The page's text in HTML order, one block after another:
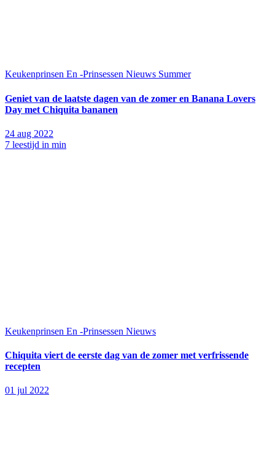
Keukenprinsen En -Prinsessen Nieuws Summer
Geniet van de laatste dagen van de zomer en Banana Lovers
Day met Chiquita bananen
24 aug 2022
7 leestijd in min
Keukenprinsen En -Prinsessen Nieuws
Chiquita viert de eerste dag van de zomer met verfrissende
recepten
01 jul 2022